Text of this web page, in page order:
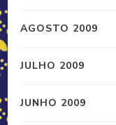
AGOSTO 2009
JULHO 2009
JUNHO 2009